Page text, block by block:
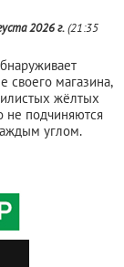
2026 г.(21:35
своего магазина,
жёлтых
не подчиняются
углом.